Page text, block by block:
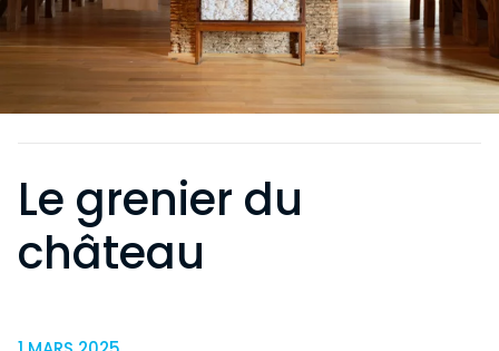
Le grenier du
château